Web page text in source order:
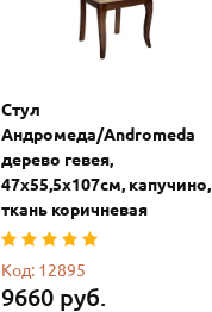
Стул
Андромеда/Andromeda
дерево гевея,
47х55,5х107см, капучино,
ткань коричневая
Код: 12895
9660 руб.